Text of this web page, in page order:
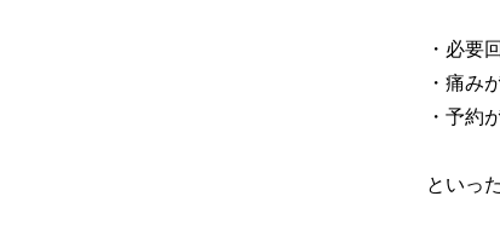
・必要
・痛み
・予約
といっ